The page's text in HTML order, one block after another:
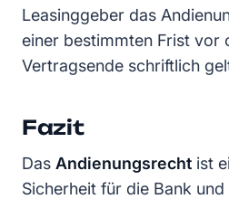
Leasinggeber das
einer bestimmten Frist vor
Vertragsende schriftlich
Fazit
Das Andienungsrecht ist
Sicherheit für die Bank